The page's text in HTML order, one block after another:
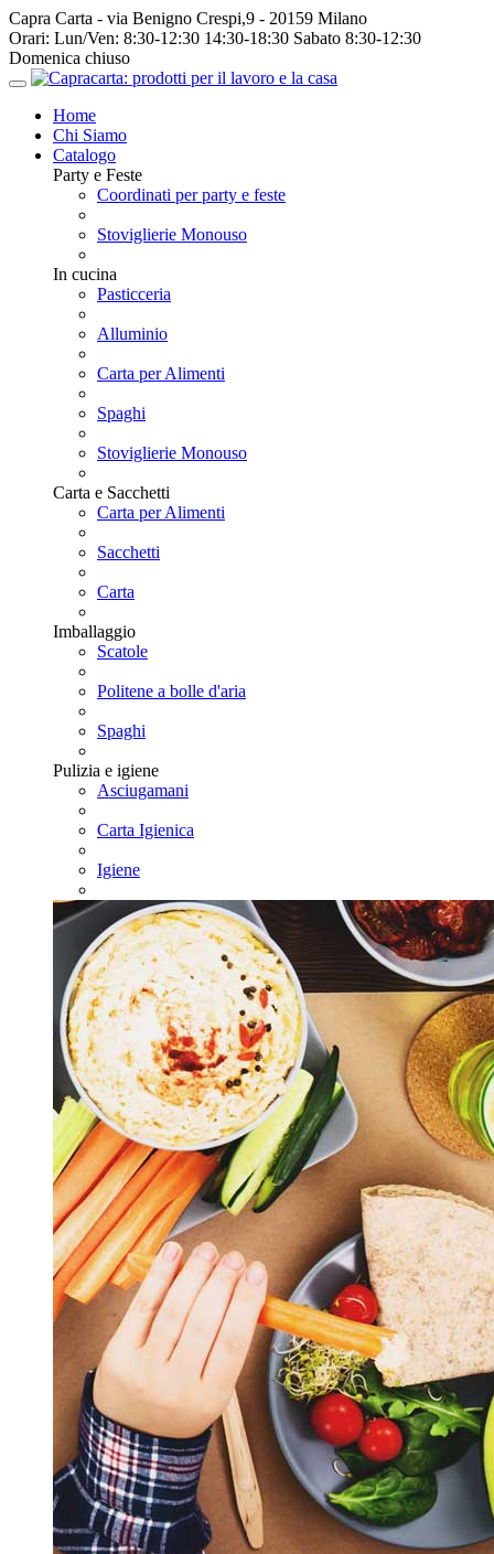
Capra Carta - via Benigno Crespi,9 - 20159 Milano
Orari: Lun/Ven: 8:30-12:30 14:30-18:30 Sabato 8:30-12:30
Domenica chiuso
Home
Chi Siamo
Catalogo
Party e Feste
Coordinati per party e feste
Stoviglierie Monouso
In cucina
Pasticceria
Alluminio
Carta per Alimenti
Spaghi
Stoviglierie Monouso
Carta e Sacchetti
Carta per Alimenti
Sacchetti
Carta
Imballaggio
Scatole
Politene a bolle d'aria
Spaghi
Pulizia e igiene
Asciugamani
Carta Igienica
Igiene